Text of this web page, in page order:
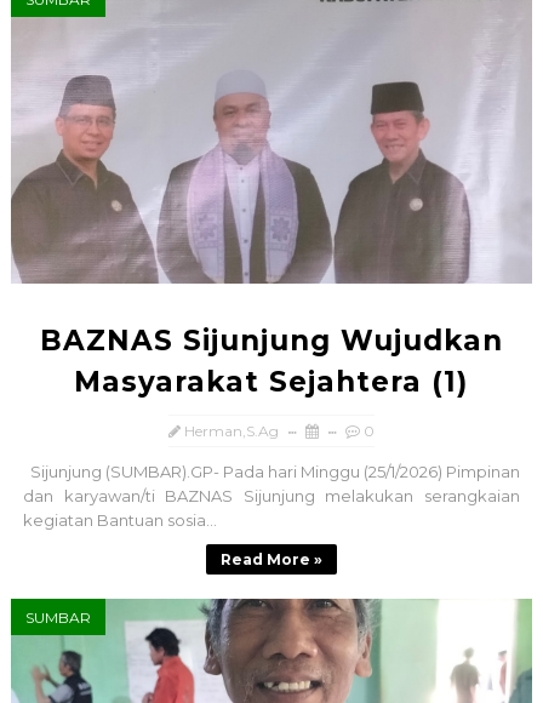
BAZNAS Sijunjung Wujudkan
Masyarakat Sejahtera (1)
Herman,S.Ag 0
Sijunjung (SUMBAR).GP- Pada hari Minggu (25/1/2026) Pimpinan
dan karyawan/ti BAZNAS Sijunjung melakukan serangkaian
kegiatan Bantuan sosia...
Read More »
SUMBAR